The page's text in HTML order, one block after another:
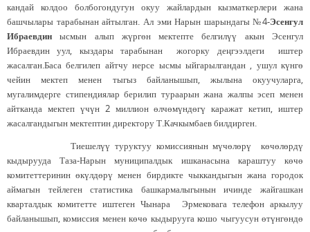
кандай колдоо болбогондугун окуу жайлардын кызматкерлери жана
башчылары тарабынан айтылган. Ал эми Нарын шарындагы №4-Эсенгул
Ибраевдин ысмын алып жүргөн мектепте белгилүү акын Эсенгул
Ибраевдин уул, кыздары тарабынан жогорку деңгээлдеги иштер
жасалган.Баса белгилеп айтчу нерсе ысмы ыйгарылгандан , ушул күнгө
чейин мектеп менен тыгыз байланышып, жылына окуучуларга,
мугалимдерге стипендиялар берилип тураарын жана жалпы эсеп менен
айтканда мектеп үчүн 2 миллион өлчөмүндөгү каражат кетип, иштер
жасалгандыгын мектептин директору Т.Качкымбаев билдирген.
Тиешелүү туруктуу комиссиянын мүчөлөрү көчөлөрдү
кыдырууда Таза-Нарын муниципалдык ишканасына караштуу көчө
комитеттеринин өкүлдөрү менен бирдикте чыккандыгын жана городок
аймагын тейлеген статистика башкармалыгынын ичинде жайгашкан
кварталдык комитетте иштеген Чынара Эрмековага телефон аркылуу
байланышып, комиссия менен көчө кыдырууга кошо чыгуусун өтүнгөндө